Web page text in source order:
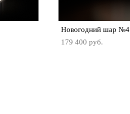
Новогодний шар №4
179 400 pуб.